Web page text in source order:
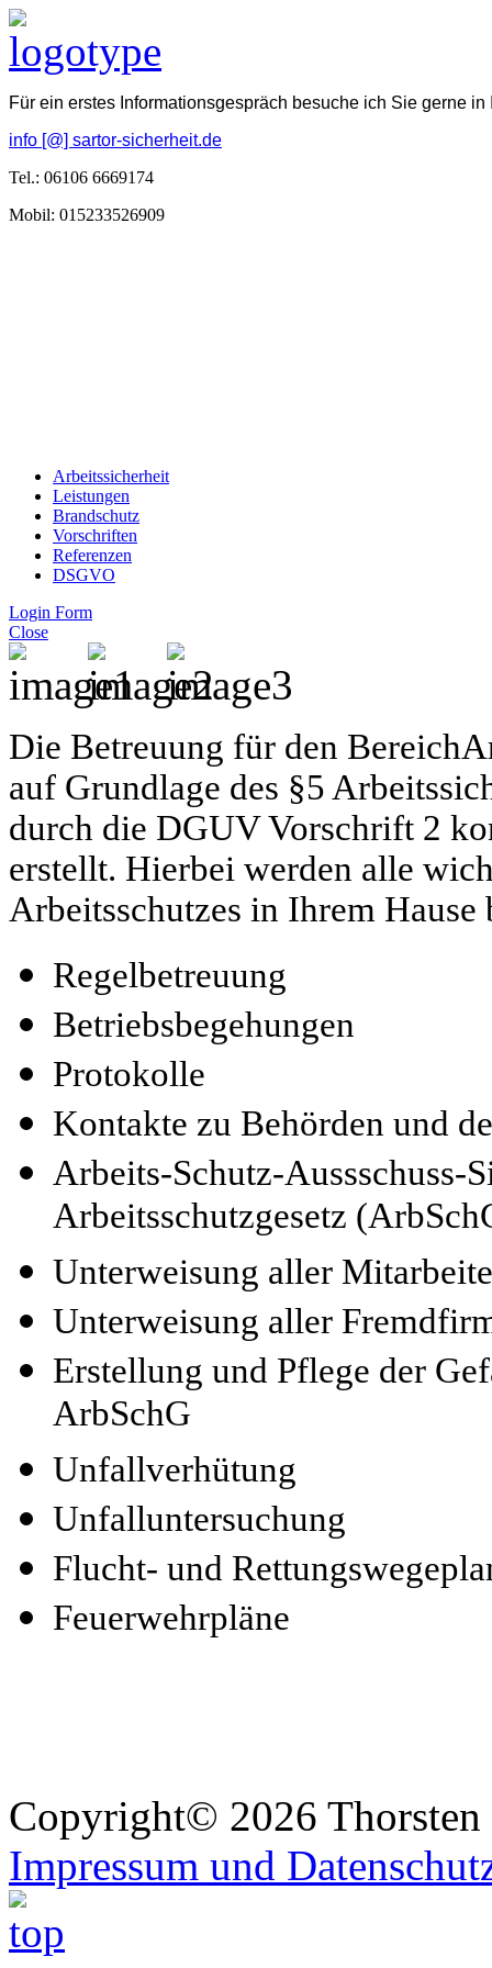
Für ein erstes Informationsgespräch besuche ich Sie gerne in
info [@] sartor-sicherheit.de
Tel.: 06106 6669174
Mobil: 015233526909
Arbeitssicherheit
Leistungen
Brandschutz
Vorschriften
Referenzen
DSGVO
Login Form
Close
Die Betreuung für den
auf Grundlage des §5
durch die DGUV Vorschrift 2
erstellt. Hierbei werden alle
Arbeitsschutzes in Ihrem
Regelbetreuung
Betriebsbegehungen
Protokolle
Kontakte zu Behörden und
Arbeits-Schutz-Aussschuss-
Arbeitsschutzgesetz
Unterweisung aller
Unterweisung aller
Erstellung und Pflege der
ArbSchG
Unfallverhütung
Unfalluntersuchung
Flucht- und
Feuerwehrpläne
Copyright© 2026
Impressum und